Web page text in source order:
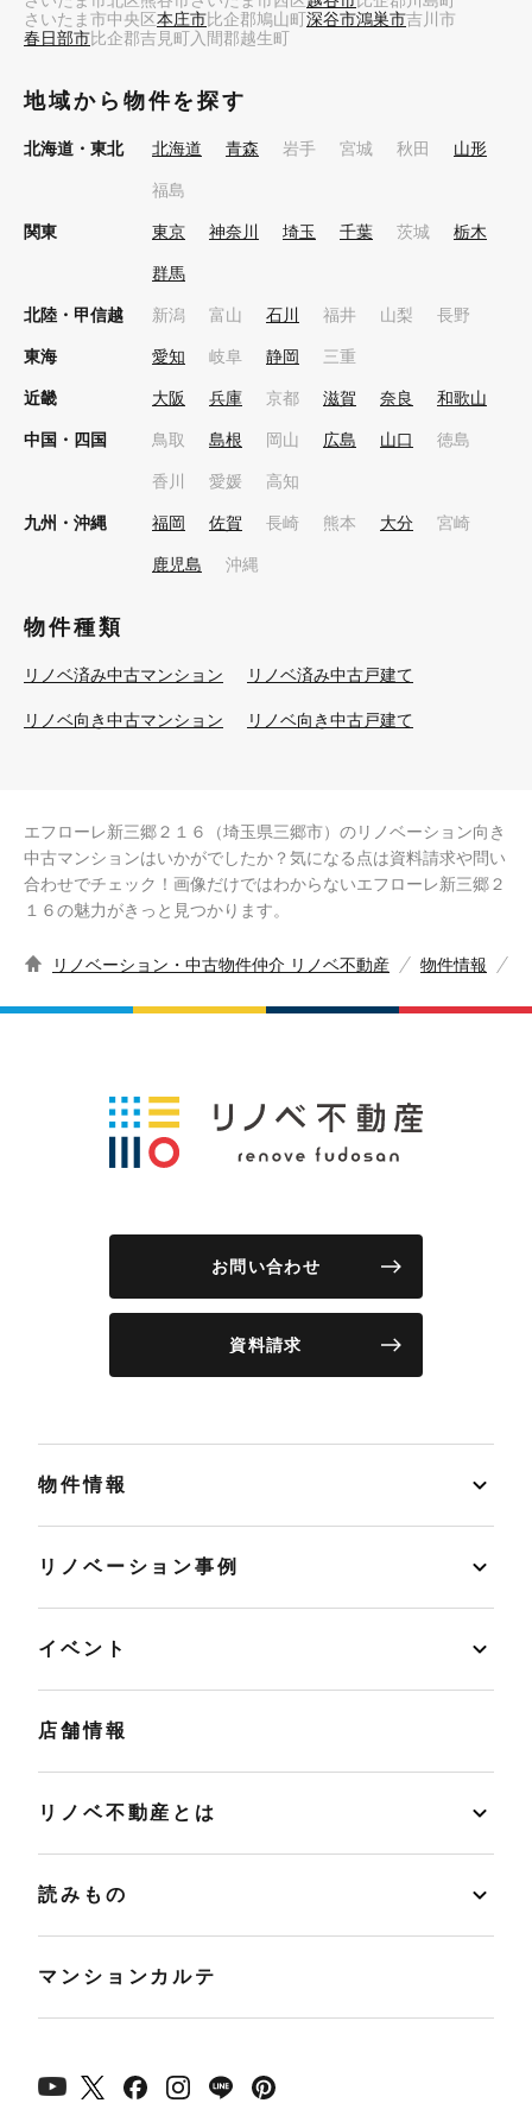
さいたま市中央区本庄市比企郡鳩山町深谷市鴻巣市吉川市
春日部市比企郡吉見町入間郡越生町
地域から物件を探す
北海道・東北 北海道 青森 岩手 宮城 秋田 山形
福島
関東 東京 神奈川 埼玉 千葉 茨城 栃木
群馬
北陸・甲信越 新潟 富山 石川 福井 山梨 長野
東海 愛知 岐阜 静岡 三重
近畿 大阪 兵庫 京都 滋賀 奈良 和歌山
中国・四国 鳥取 島根 岡山 広島 山口 徳島
香川 愛媛 高知
九州・沖縄 福岡 佐賀 長崎 熊本 大分 宮崎
鹿児島 沖縄
物件種類
リノベ済み中古マンション リノベ済み中古戸建て
リノベ向き中古マンション リノベ向き中古戸建て
エフローレ新三郷２１６（埼玉県三郷市）のリノベーション向き
中古マンションはいかがでしたか？気になる点は資料請求や問い
合わせでチェック！画像だけではわからないエフローレ新三郷２
１６の魅力がきっと見つかります。
リノベーション・中古物件仲介 リノベ不動産 物件情報
お問い合わせ
資料請求
物件情報
リノベーション事例
イベント
店舗情報
リノベ不動産とは
読みもの
マンションカルテ